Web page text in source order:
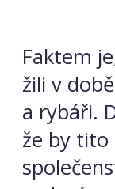
Faktem
žili v
a rybáři.
že by tito